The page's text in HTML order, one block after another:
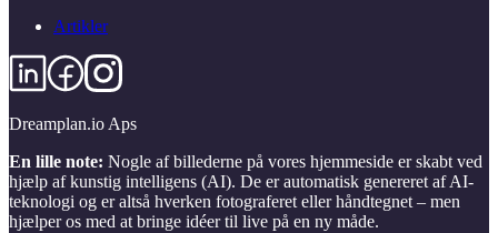
Artikler
Dreamplan.io Aps
En lille note: Nogle af billederne på vores hjemmeside er skabt ved
hjælp af kunstig intelligens (AI). De er automatisk genereret af AI-
teknologi og er altså hverken fotograferet eller håndtegnet – men
hjælper os med at bringe idéer til live på en ny måde.